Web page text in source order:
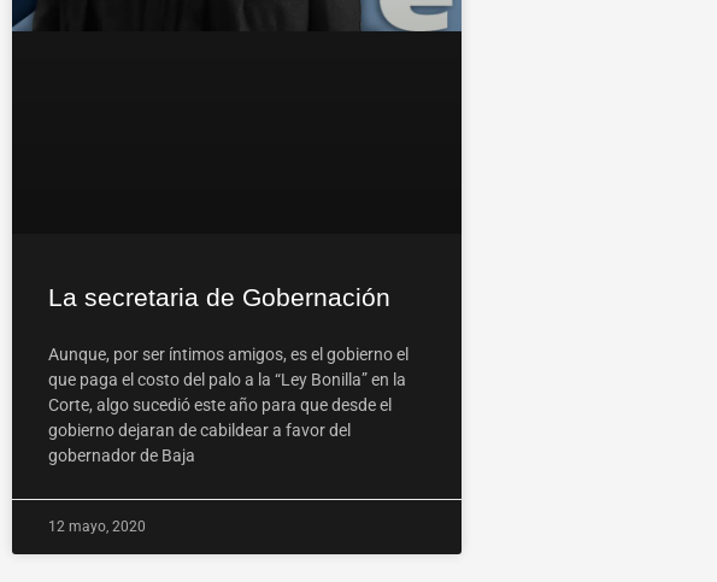
La secretaria de Gobernación
Aunque, por ser íntimos amigos, es el gobierno el
que paga el costo del palo a la “Ley Bonilla” en la
Corte, algo sucedió este año para que desde el
gobierno dejaran de cabildear a favor del
gobernador de Baja
12 mayo, 2020